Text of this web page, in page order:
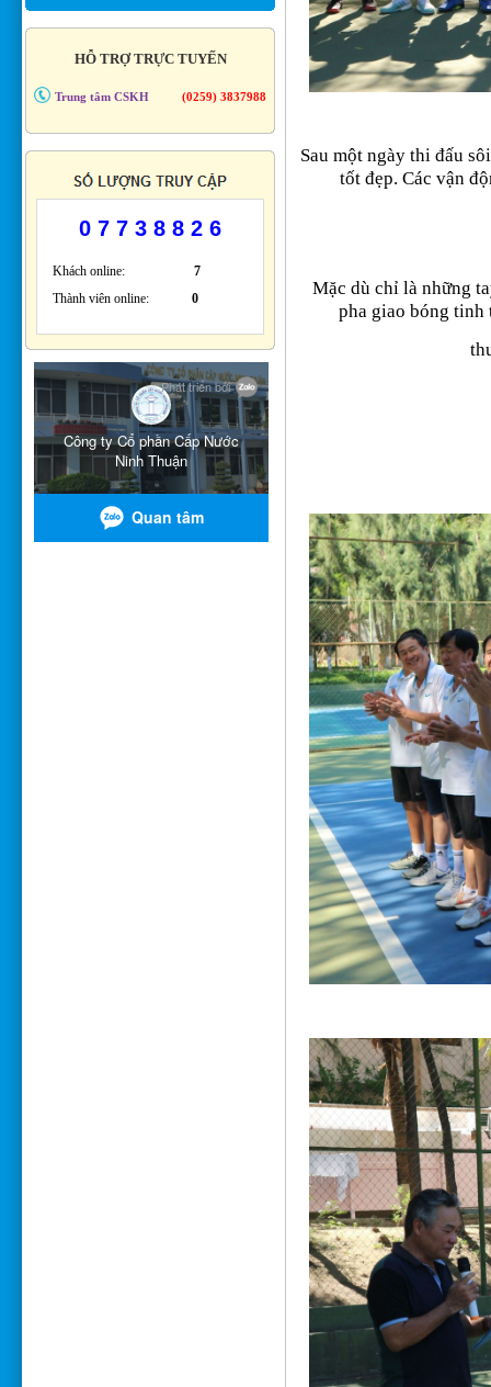
HỖ TRỢ TRỰC TUYẾN
Trung tâm CSKH (0259) 3837988
0 7 7 3 8 8 2 6
Khách online: 7
Thành viên online: 0
Sau một ngày thi đấu
tốt đẹp. Các vận
Mặc dù chỉ là những
pha giao bóng tinh